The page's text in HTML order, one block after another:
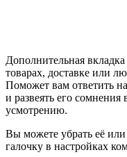
Дополнительная
товарах, доставке или
Поможет вам ответить
и развеять его
усмотрению.
Вы можете убрать её
галочку в настройках